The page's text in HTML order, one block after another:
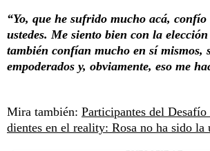
“Yo, que he sufrido mucho acá, confío
ustedes. Me siento bien con la
también confían mucho en sí mismos,
empoderados y, obviamente, eso me
Mira también: Participantes del
dientes en el reality: Rosa no ha sido la